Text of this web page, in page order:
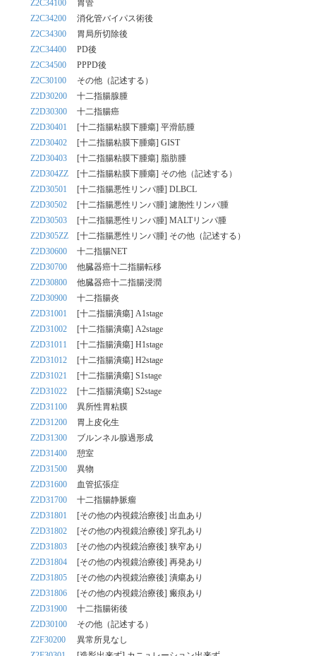
Z2C34100
胃管
Z2C34200
消化管バイパス術後
Z2C34300
胃局所切除後
Z2C34400
PD後
Z2C34500
PPPD後
Z2C30100
その他（記述する）
Z2D30200
十二指腸腺腫
Z2D30300
十二指腸癌
Z2D30401
[十二指腸粘膜下腫瘍] 平滑筋腫
Z2D30402
[十二指腸粘膜下腫瘍] GIST
Z2D30403
[十二指腸粘膜下腫瘍] 脂肪腫
Z2D304ZZ
[十二指腸粘膜下腫瘍] その他（記述する）
Z2D30501
[十二指腸悪性リンパ腫] DLBCL
Z2D30502
[十二指腸悪性リンパ腫] 濾胞性リンパ腫
Z2D30503
[十二指腸悪性リンパ腫] MALTリンパ腫
Z2D305ZZ
[十二指腸悪性リンパ腫] その他（記述する）
Z2D30600
十二指腸NET
Z2D30700
他臓器癌十二指腸転移
Z2D30800
他臓器癌十二指腸浸潤
Z2D30900
十二指腸炎
Z2D31001
[十二指腸潰瘍] A1stage
Z2D31002
[十二指腸潰瘍] A2stage
Z2D31011
[十二指腸潰瘍] H1stage
Z2D31012
[十二指腸潰瘍] H2stage
Z2D31021
[十二指腸潰瘍] S1stage
Z2D31022
[十二指腸潰瘍] S2stage
Z2D31100
異所性胃粘膜
Z2D31200
胃上皮化生
Z2D31300
ブルンネル腺過形成
Z2D31400
憩室
Z2D31500
異物
Z2D31600
血管拡張症
Z2D31700
十二指腸静脈瘤
Z2D31801
[その他の内視鏡治療後] 出血あり
Z2D31802
[その他の内視鏡治療後] 穿孔あり
Z2D31803
[その他の内視鏡治療後] 狭窄あり
Z2D31804
[その他の内視鏡治療後] 再発あり
Z2D31805
[その他の内視鏡治療後] 潰瘍あり
Z2D31806
[その他の内視鏡治療後] 瘢痕あり
Z2D31900
十二指腸術後
Z2D30100
その他（記述する）
Z2F30200
異常所見なし